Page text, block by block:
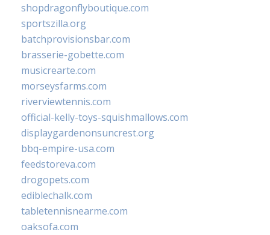
shopdragonflyboutique.com
sportszilla.org
batchprovisionsbar.com
brasserie-gobette.com
musicrearte.com
morseysfarms.com
riverviewtennis.com
official-kelly-toys-squishmallows.com
displaygardenonsuncrest.org
bbq-empire-usa.com
feedstoreva.com
drogopets.com
ediblechalk.com
tabletennisnearme.com
oaksofa.com